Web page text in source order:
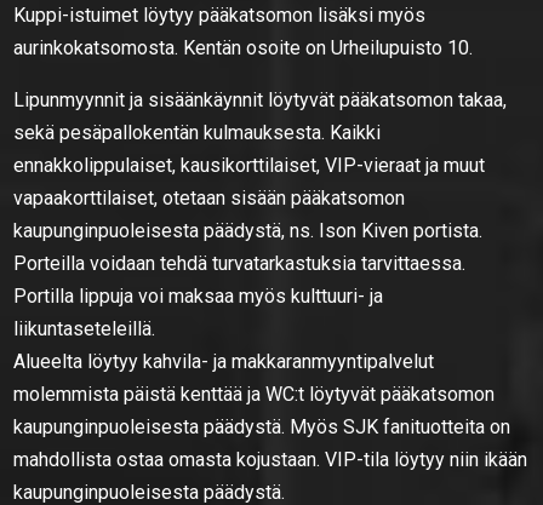
Kuppi-istuimet löytyy pääkatsomon lisäksi myös
aurinkokatsomosta. Kentän osoite on Urheilupuisto 10.
Lipunmyynnit ja sisäänkäynnit löytyvät pääkatsomon takaa,
sekä pesäpallokentän kulmauksesta. Kaikki
ennakkolippulaiset, kausikorttilaiset, VIP-vieraat ja muut
vapaakorttilaiset, otetaan sisään pääkatsomon
kaupunginpuoleisesta päädystä, ns. Ison Kiven portista.
Porteilla voidaan tehdä turvatarkastuksia tarvittaessa.
Portilla lippuja voi maksaa myös kulttuuri- ja
liikuntaseteleillä.
Alueelta löytyy kahvila- ja makkaranmyyntipalvelut
molemmista päistä kenttää ja WC:t löytyvät pääkatsomon
kaupunginpuoleisesta päädystä. Myös SJK fanituotteita on
mahdollista ostaa omasta kojustaan. VIP-tila löytyy niin ikään
kaupunginpuoleisesta päädystä.